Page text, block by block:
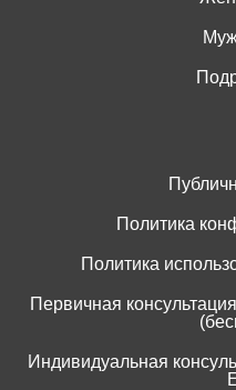
Политика
Политика
Первичная
Индивидуальная